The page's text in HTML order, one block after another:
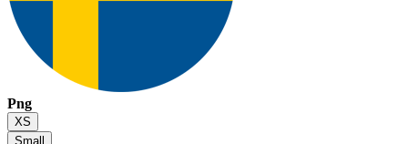
Png
XS
Small